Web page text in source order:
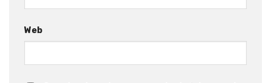
Web